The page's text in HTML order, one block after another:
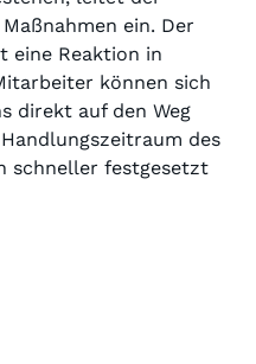
ein. Der
eine Reaktion in
können sich
direkt auf den Weg
des
schneller festgesetzt